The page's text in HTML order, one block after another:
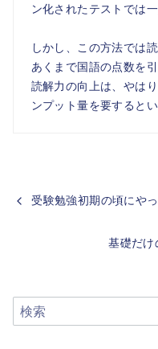
ン化されたテストでは
しかし、この方法では
あくまで国語の点数を
読解力の向上は、やは
ンプット量を要すると
受験勉強初期の頃にや
基礎だけ